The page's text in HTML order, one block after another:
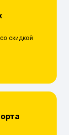
скидкой